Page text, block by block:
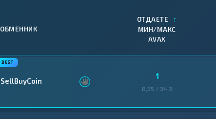
ОБМЕННИК
ОТДАЕТЕ ↕
МИН/МАКС
AVAX
SellBuyCoin 1
8,55 / 34,3